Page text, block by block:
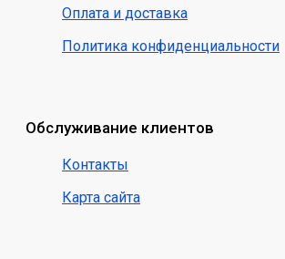
Оплата и доставка
Политика конфиденциальности
Обслуживание клиентов
Контакты
Карта сайта